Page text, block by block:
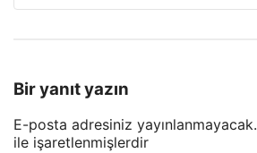
Bir yanıt yazın
E-posta adresiniz yayınlanmayacak.
ile işaretlenmişlerdir